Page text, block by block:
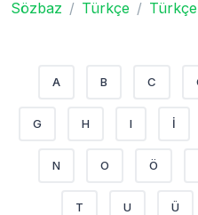
Sözbaz Türkçe Türkçe
A B C
G H I İ
N O Ö
T U Ü